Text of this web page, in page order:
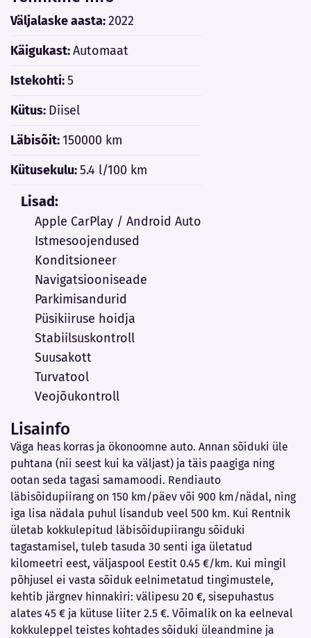
Väljalaske aasta:2022
Käigukast:Automaat
Istekohti:5
Kütus: Diisel
Läbisõit:150000 km
Kütusekulu:5.4 l/100 km
Lisad:
Apple CarPlay / Android Auto
Istmesoojendused
Konditsioneer
Navigatsiooniseade
Parkimisandurid
Püsikiiruse hoidja
Stabiilsuskontroll
Suusakott
Turvatool
Veojõukontroll
Lisainfo
Väga heas korras ja ökonoomne auto. Annan sõiduki üle
puhtana (nii seest kui ka väljast) ja täis paagiga ning
ootan seda tagasi samamoodi. Rendiauto
läbisõidupiirang on 150 km/päev või 900 km/nädal, ning
iga lisa nädala puhul lisandub veel 500 km. Kui Rentnik
ületab kokkulepitud läbisõidupiirangu sõiduki
tagastamisel, tuleb tasuda 30 senti iga ületatud
kilomeetri eest, väljaspool Eestit 0.45 €/km. Kui mingil
põhjusel ei vasta sõiduk eelnimetatud tingimustele,
kehtib järgnev hinnakiri: välipesu 20 €, sisepuhastus
alates 45 € ja kütuse liiter 2.5 €. Võimalik on ka eelneval
kokkuleppel teistes kohtades sõiduki üleandmine ja